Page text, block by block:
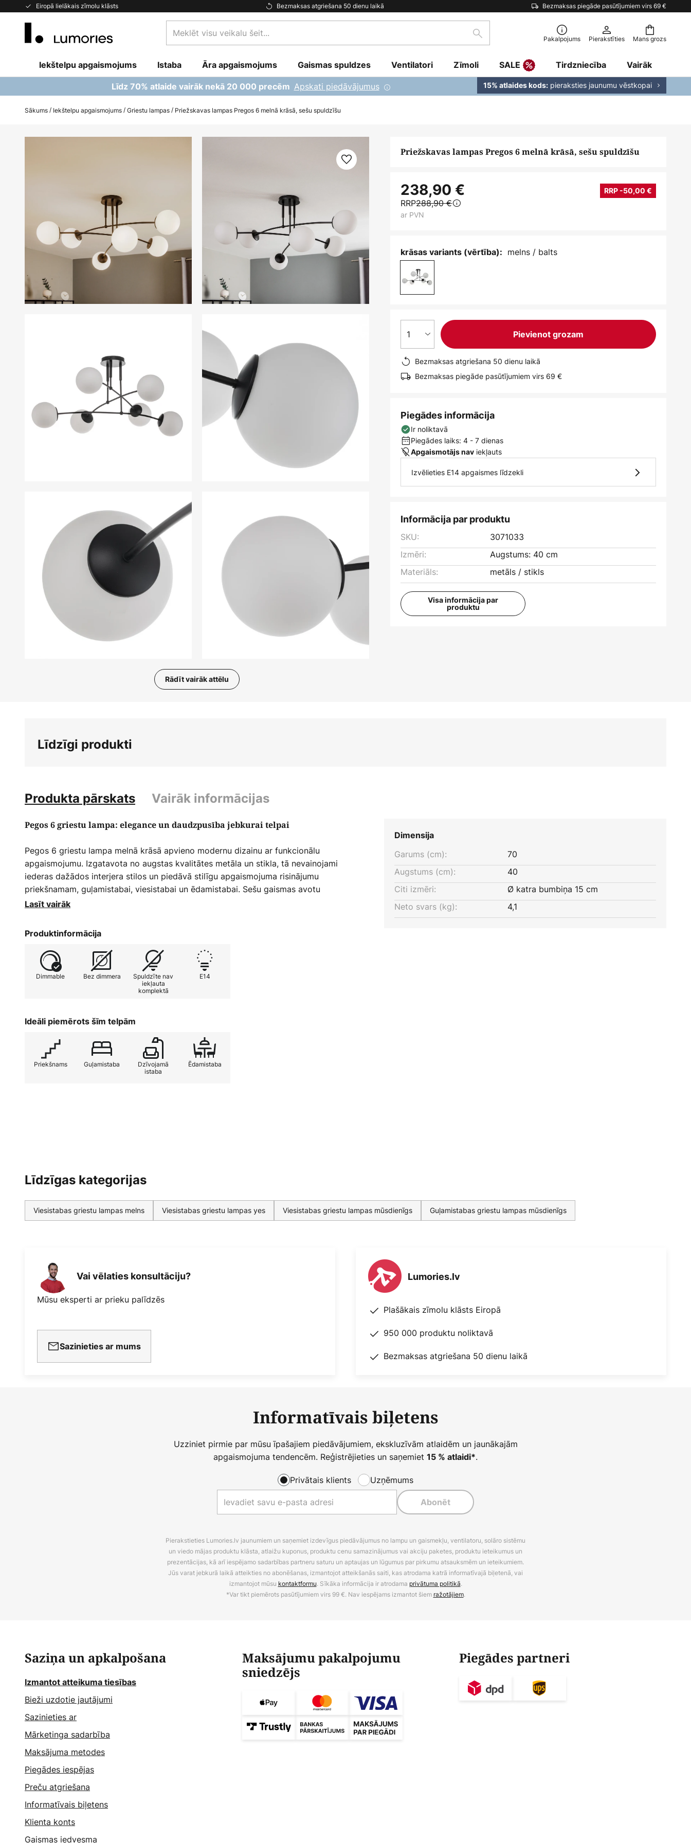
Eiropā lielākais zīmolu klāsts Bezmaksas atgriešana 50 dienu laikā Bezmaksas piegāde pasūtījumiem virs 69 €
Skip
Mans grozs
visu
šeit...
Meklēšana Pakalpojums Pierakstīties
Iekštelpu apgaismojums Istaba Āra apgaismojums Gaismas spuldzes Ventilatori Zīmoli SALE Tirdzniecība Vairāk
Līdz 70% atlaide vairāk nekā 20 000 precēm Apskati piedāvājumus 15% atlaides kods: pieraksties jaunumu vēstkopai
Sākums Iekštelpu apgaismojums Griestu lampas Priežskavas lampas Pregos 6 melnā krāsā, sešu spuldzīšu
Rādīt vairāk attēlu
Priežskavas lampas Pregos 6 melnā krāsā, sešu spuldzīšu
238,90 € RRP -50,00 €
RRP288,90 €
ar PVN
krāsas variants (vērtība): melns / balts
1 Pievienot grozam
Bezmaksas atgriešana 50 dienu laikā
Bezmaksas piegāde pasūtījumiem virs 69 €
Piegādes informācija
Ir noliktavā
Piegādes laiks: 4 - 7 dienas
Apgaismotājs nav iekļauts
Izvēlieties E14 apgaismes līdzekli
Informācija par produktu
SKU:
3071033
Izmēri:
Augstums: 40 cm
Materiāls:
metāls / stikls
Visa informācija par
produktu
Līdzīgi produkti
Produkta pārskats Vairāk informācijas
Pegos 6 griestu lampa: elegance un daudzpusība jebkurai telpai
Pegos 6 griestu lampa melnā krāsā apvieno modernu dizainu ar funkcionālu
apgaismojumu. Izgatavota no augstas kvalitātes metāla un stikla, tā nevainojami
iederas dažādos interjera stilos un piedāvā stilīgu apgaismojuma risinājumu
priekšnamam, guļamistabai, viesistabai un ēdamistabai. Sešu gaismas avotu
konstrukcija nodrošina vienmērīgu apgaismojumu un rada patīkamu atmosfēru.
Pregos 6 īpaša iezīme ir tā dimmerējamība, ko nodrošina ārējs dimmeris. Tas ļauj
elastīgi pielāgot gaismas intensitāti, lai radītu vēlamo noskaņu. Melnā un baltā
apdare piešķir lampai mūžīgu eleganci, kas pārliecina gan modernos, gan klasiskos
interjeros.
Lasīt vairāk
Produktinformācija
Dimmable Bez dimmera
Spuldzīte nav
iekļauta
komplektā
E14
Ideāli piemērots šīm telpām
Priekšnams Guļamistaba
Dzīvojamā
istaba
Ēdamistaba
Dimensija
Garums (cm):
70
Augstums (cm):
40
Citi izmēri:
Ø katra bumbiņa 15 cm
Neto svars (kg):
4,1
Līdzīgas kategorijas
Viesistabas griestu lampas melns Viesistabas griestu lampas yes Viesistabas griestu lampas mūsdienīgs Guļamistabas griestu lampas mūsdienīgs
Vai vēlaties konsultāciju?
Mūsu eksperti ar prieku palīdzēs
Sazinieties ar mums
Lumories.lv
Plašākais zīmolu klāsts Eiropā
950 000 produktu noliktavā
Bezmaksas atgriešana 50 dienu laikā
Informatīvais biļetens
Uzziniet pirmie par mūsu īpašajiem piedāvājumiem, ekskluzīvām atlaidēm un jaunākajām
apgaismojuma tendencēm. Reģistrējieties un saņemiet 15 % atlaidi*.
Privātais klients Uzņēmums
Abonēt
Pierakstieties Lumories.lv jaunumiem un saņemiet izdevīgus piedāvājumus no lampu un gaismekļu, ventilatoru, solāro sistēmu
un viedo mājas produktu klāsta, atlaižu kuponus, produktu cenu samazinājumus vai akciju paketes, produktu ieteikumus un
prezentācijas, kā arī iespējamo sadarbības partneru saturu un aptaujas un lūgumus par pirkumu atsauksmēm un ieteikumiem.
Jūs varat jebkurā laikā atteikties no abonēšanas, izmantojot atteikšanās saiti, kas atrodama katrā informatīvajā biļetenā, vai
izmantojot mūsu kontaktformu. Sīkāka informācija ir atrodama privātuma politikā.
*Var tikt piemērots pasūtījumiem virs 99 €. Nav iespējams izmantot šiem ražotājiem.
Saziņa un apkalpošana
Izmantot atteikuma tiesības
Bieži uzdotie jautājumi
Sazinieties ar
Mārketinga sadarbība
Maksājuma metodes
Piegādes iespējas
Preču atgriešana
Informatīvais biļetens
Klienta konts
Gaismas iedvesma
Maksājumu pakalpojumu
sniedzējs
Piegādes partneri